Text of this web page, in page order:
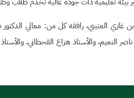
العتيبي، رافقه كل من: معالي
النعيم، والأستاذ هزاع القحطاني،